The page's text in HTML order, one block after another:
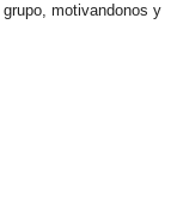
motivandonos y